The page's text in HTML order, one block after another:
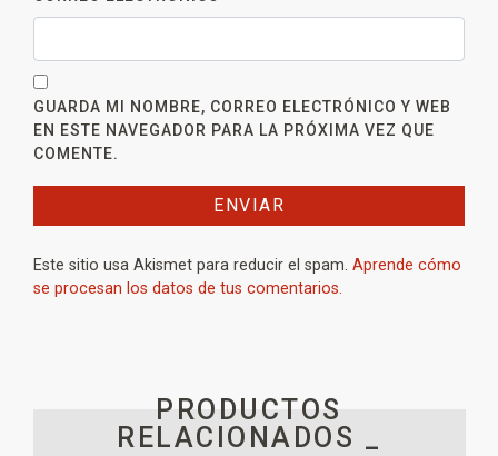
GUARDA MI NOMBRE, CORREO ELECTRÓNICO Y WEB
EN ESTE NAVEGADOR PARA LA PRÓXIMA VEZ QUE
COMENTE.
Este sitio usa Akismet para reducir el spam. Aprende cómo
se procesan los datos de tus comentarios.
PRODUCTOS
RELACIONADOS _